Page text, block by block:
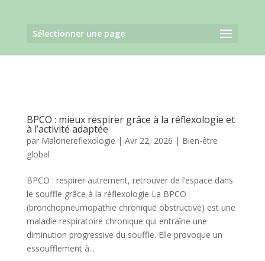
Sélectionner une page
BPCO : mieux respirer grâce à la réflexologie et
à l’activité adaptée
par Maloriereflexologie | Avr 22, 2026 | Bien-être
global
BPCO : respirer autrement, retrouver de l’espace dans
le souffle grâce à la réflexologie La BPCO
(bronchopneumopathie chronique obstructive) est une
maladie respiratoire chronique qui entraîne une
diminution progressive du souffle. Elle provoque un
essoufflement à...